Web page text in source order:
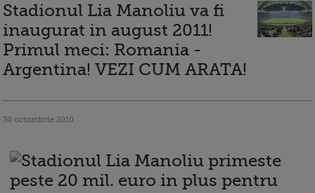
Stadionul Lia Manoliu va fi
inaugurat in august 2011!
Primul meci: Romania -
Argentina! VEZI CUM ARATA!
30 octombrie 2010